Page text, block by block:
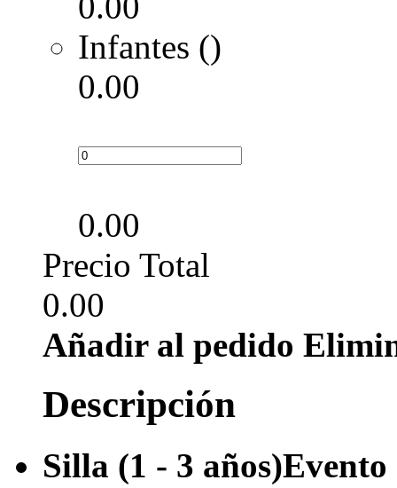
Infantes ()
0.00
0.00
Precio Total
0.00
Añadir al pedido
Descripción
Silla (1 - 3 años)Evento